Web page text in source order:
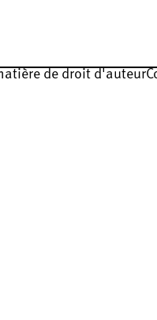
de droit d'auteur